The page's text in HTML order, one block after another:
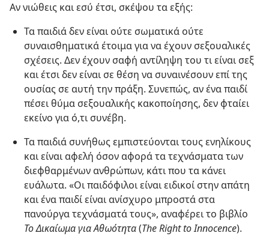
Αν νιώθεις και εσύ έτσι, σκέψου τα εξής:
Τα παιδιά δεν είναι ούτε σωματικά ούτε
συναισθηματικά έτοιμα για να έχουν σεξουαλικές
σχέσεις. Δεν έχουν σαφή αντίληψη του τι είναι σεξ
και έτσι δεν είναι σε θέση να συναινέσουν επί της
ουσίας σε αυτή την πράξη. Συνεπώς, αν ένα παιδί
πέσει θύμα σεξουαλικής κακοποίησης, δεν φταίει
εκείνο για ό,τι συνέβη.
Τα παιδιά συνήθως εμπιστεύονται τους ενηλίκους
και είναι αφελή όσον αφορά τα τεχνάσματα των
διεφθαρμένων ανθρώπων, κάτι που τα κάνει
ευάλωτα. «Οι παιδόφιλοι είναι ειδικοί στην απάτη
και ένα παιδί είναι ανίσχυρο μπροστά στα
πανούργα τεχνάσματά τους», αναφέρει το βιβλίο
Το Δικαίωμα για Αθωότητα(The Right to Innocence).